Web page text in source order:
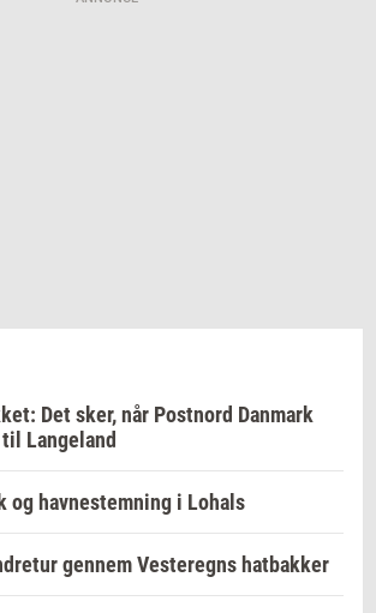
Det sker, når Postnord Danmark
Langeland
og havnestemning i Lohals
gennem Vesteregns hatbakker